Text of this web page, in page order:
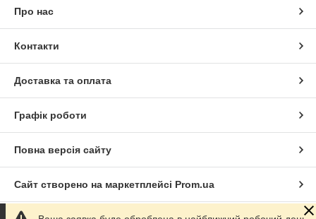
Про нас
Контакти
Доставка та оплата
Графік роботи
Повна версія сайту
Сайт створено на маркетплейсі Prom.ua